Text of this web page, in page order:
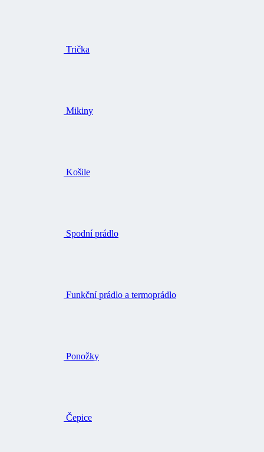
Trička
Mikiny
Košile
Spodní prádlo
Funkční prádlo a termoprádlo
Ponožky
Čepice